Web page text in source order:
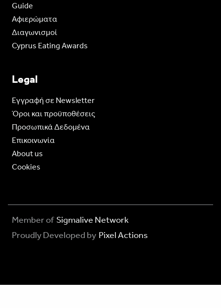
Guide
Aφιερώματα
Διαγωνισμοί
Cyprus Eating Awards
Legal
Eγγραφή σε Newsletter
Όροι και προϋποθέσεις
Προσωπικά Δεδομένα
Επικοινωνία
About us
Cookies
Member of Sigmalive Network
Proudly Developed by Pixel Actions